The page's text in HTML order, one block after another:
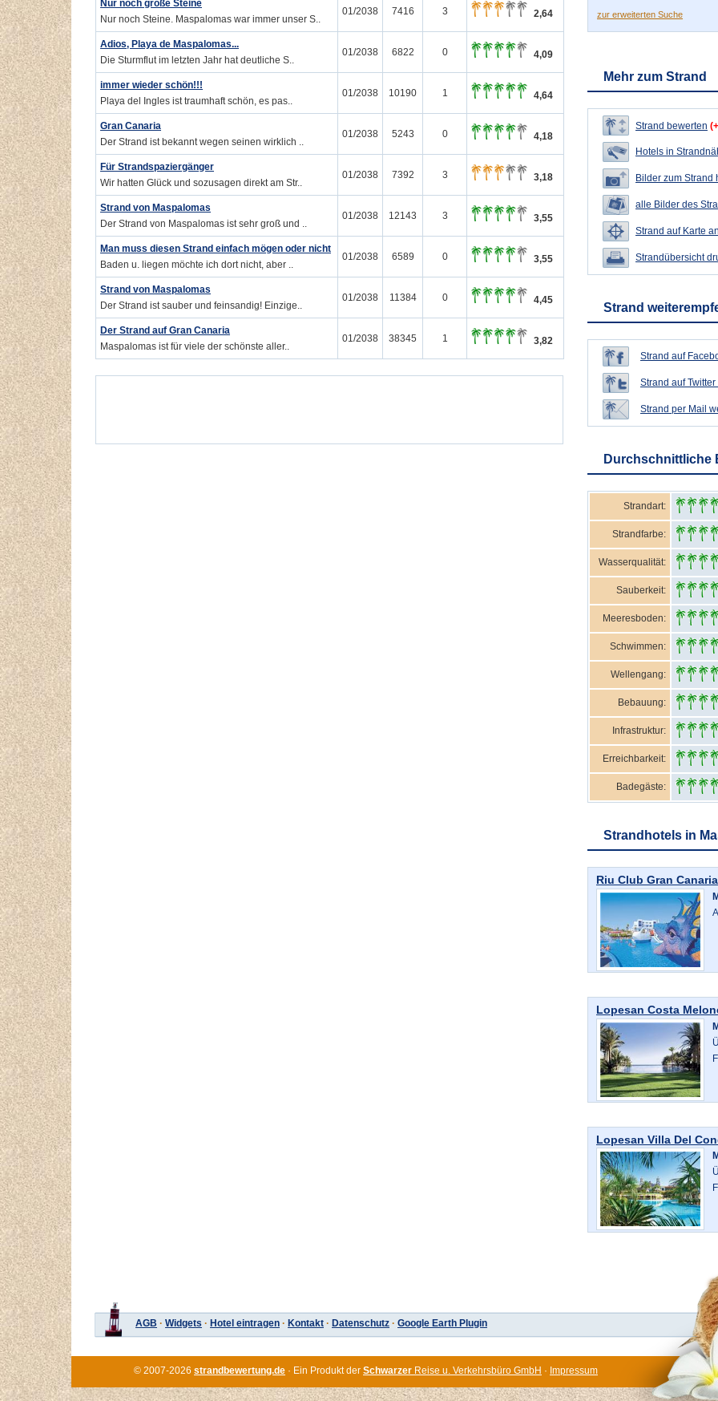
Nur noch große Steine
Nur noch Steine. Maspalomas war immer unser S..
01/2038 7416 3 2,64
Adios, Playa de Maspalomas...
Die Sturmflut im letzten Jahr hat deutliche S..
01/2038 6822 0 4,09
immer wieder schön!!!
Playa del Ingles ist traumhaft schön, es pas..
01/2038 10190 1 4,64
Gran Canaria
Der Strand ist bekannt wegen seinen wirklich ..
01/2038 5243 0 4,18
Für Strandspaziergänger
Wir hatten Glück und sozusagen direkt am Str..
01/2038 7392 3 3,18
Strand von Maspalomas
Der Strand von Maspalomas ist sehr groß und ..
01/2038 12143 3 3,55
Man muss diesen Strand einfach mögen oder nicht
Baden u. liegen möchte ich dort nicht, aber ..
01/2038 6589 0 3,55
Strand von Maspalomas
Der Strand ist sauber und feinsandig! Einzige..
01/2038 11384 0 4,45
Der Strand auf Gran Canaria
Maspalomas ist für viele der schönste aller..
01/2038 38345 1 3,82
zur erweiterten Suche
Mehr zum Strand
Strand bewerten
Hotels in
Bilder zum Strand
alle Bilder des
Strand auf Karte
Strandübersicht
Strand
Strand auf
Strand auf
Strand per Mail
Durchschnittliche
Strandart:
Strandfarbe:
Wasserqualität:
Sauberkeit:
Meeresboden:
Schwimmen:
Wellengang:
Bebauung:
Infrastruktur:
Erreichbarkeit:
Badegäste:
Strandhotels in
Riu Club Gran Canaria
Lopesan Costa
Lopesan Villa Del
AGB · Widgets · Hotel eintragen · Kontakt · Datenschutz · Google Earth Plugin
© 2007-2026 strandbewertung.de · Ein Produkt der Schwarzer Reise u. Verkehrsbüro GmbH · Impressum